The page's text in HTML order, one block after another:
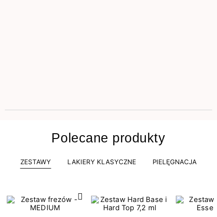
Polecane produkty
ZESTAWY LAKIERY KLASYCZNE PIELĘGNACJA